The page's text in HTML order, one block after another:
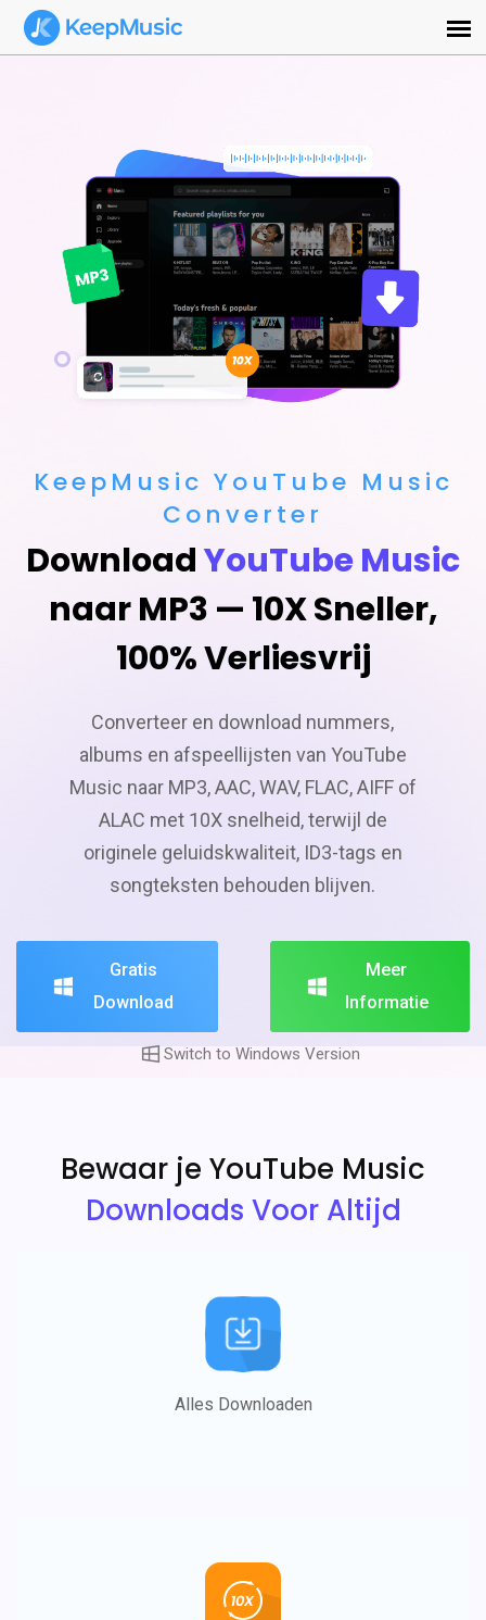
KeepMusic YouTube Music
Converter
DownloadYouTube Music
naar MP3 — 10X Sneller,
100% Verliesvrij
Converteer en download nummers,
albums en afspeellijsten van YouTube
Music naar MP3, AAC, WAV, FLAC, AIFF of
ALAC met 10X snelheid, terwijl de
originele geluidskwaliteit, ID3-tags en
songteksten behouden blijven.
Gratis
Download
Meer
Informatie
Switch to Windows Version
Bewaar je YouTube Music
Downloads Voor Altijd
Alles Downloaden